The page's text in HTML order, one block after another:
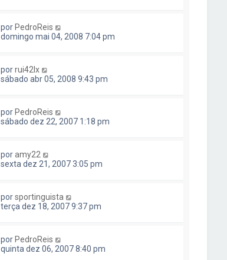
por PedroReis
domingo mai 04, 2008 7:04 pm
porrui42lx
sábado abr 05, 2008 9:43 pm
por PedroReis
sábado dez 22, 2007 1:18 pm
poramy22
sexta dez 21, 2007 3:05 pm
porsportinguista
terça dez 18, 2007 9:37 pm
por PedroReis
quinta dez 06, 2007 8:40 pm